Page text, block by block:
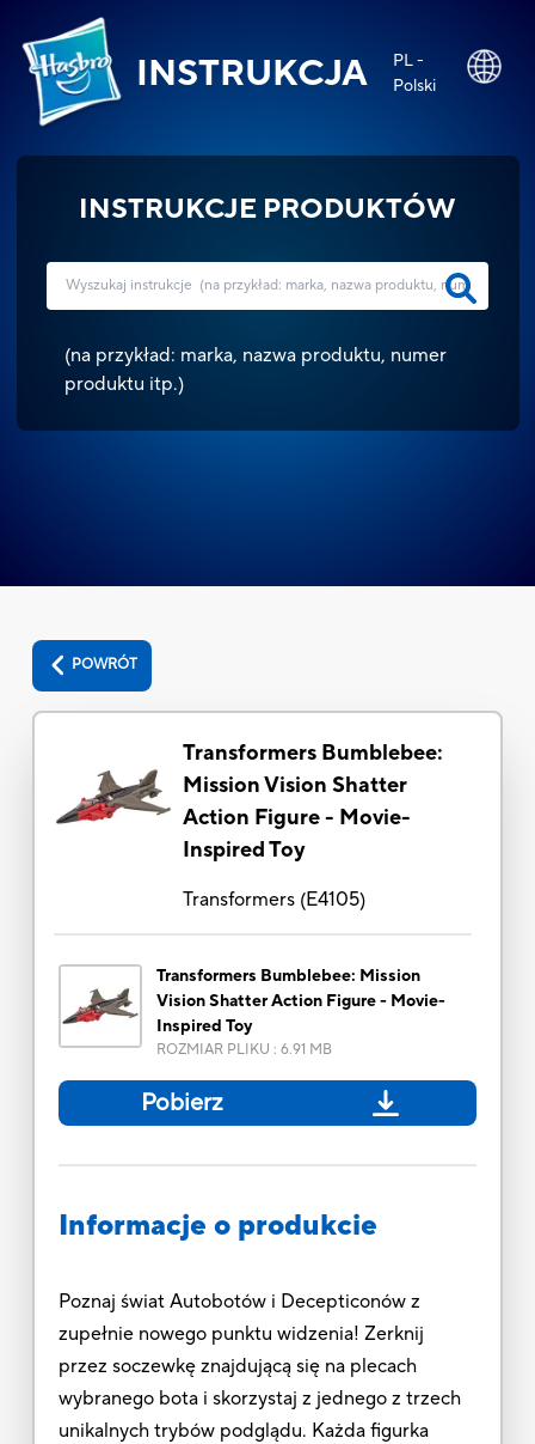
INSTRUKCJA
PL -
Polski
INSTRUKCJE PRODUKTÓW
(na przykład: marka, nazwa produktu, numer
produktu itp.)
POWRÓT
Transformers Bumblebee:
Mission Vision Shatter
Action Figure - Movie-
Inspired Toy
Transformers(E4105)
Transformers Bumblebee: Mission
Vision Shatter Action Figure - Movie-
Inspired Toy
ROZMIAR PLIKU : 6.91 MB
Pobierz
Informacje o produkcie
Poznaj świat Autobotów i Decepticonów z
zupełnie nowego punktu widzenia! Zerknij
przez soczewkę znajdującą się na plecach
wybranego bota i skorzystaj z jednego z trzech
unikalnych trybów podglądu. Każda figurka